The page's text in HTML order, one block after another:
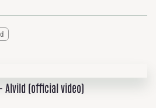
- Alvild (official video)